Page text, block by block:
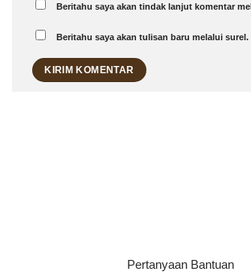
Beritahu saya akan tindak lanjut komentar
Beritahu saya akan tulisan baru melalui surel.
Pertanyaan Bantuan